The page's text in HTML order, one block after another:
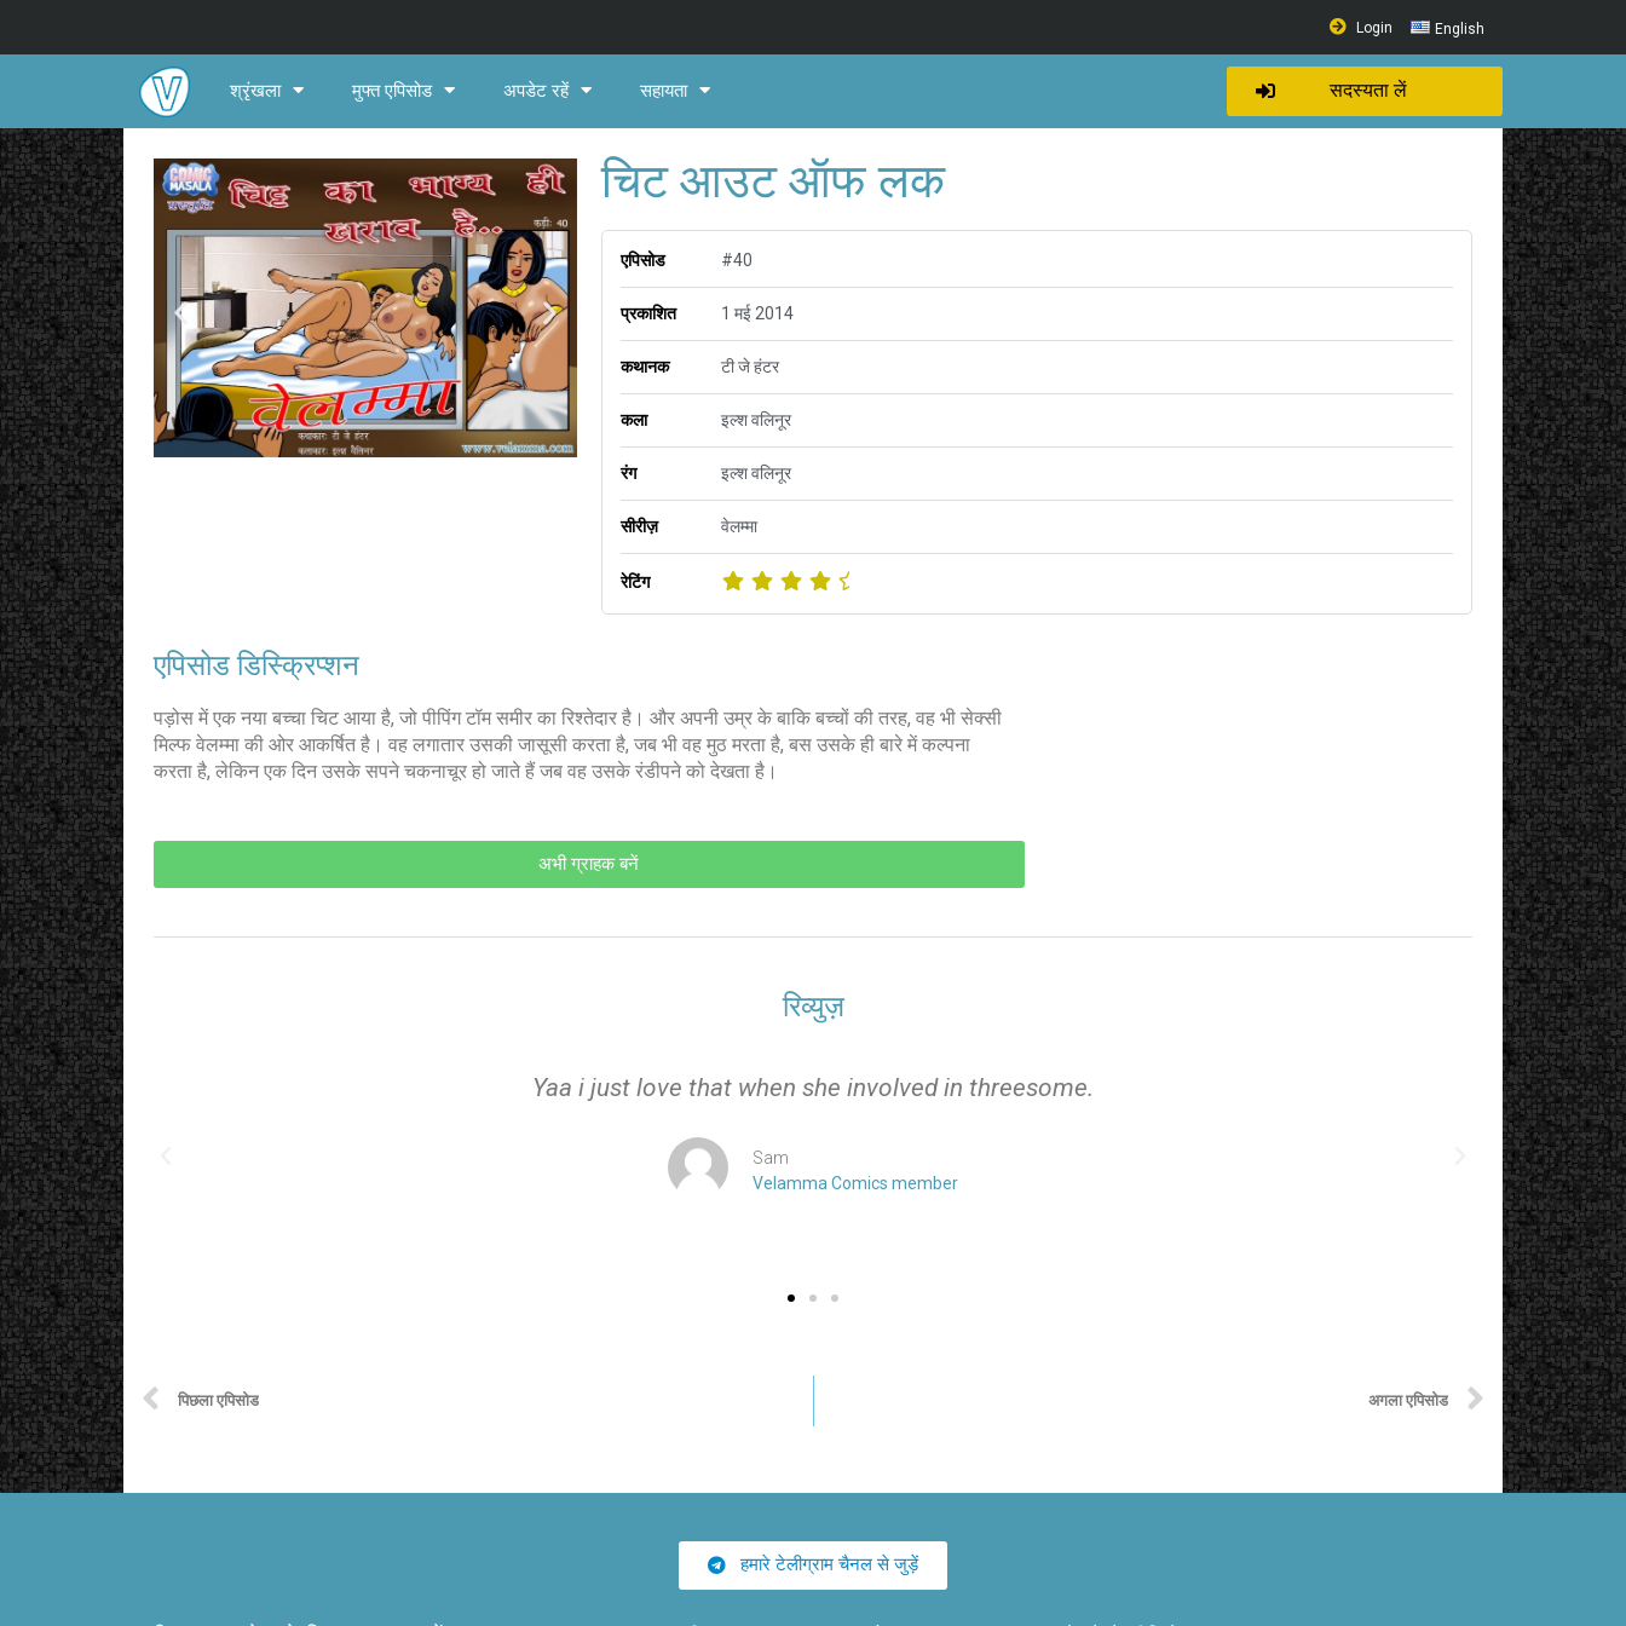
Login English
श्रृंखला मुफ्त एपिसोड अपडेट रहें सहायता सदस्यता लें
चिट आउट ऑफ लक
एपिसोड #40
प्रकाशित 1 मई 2014
कथानक टी जे हंटर
कला इल्श वलिनूर
रंग इल्श वलिनूर
सीरीज़ वेलम्मा
रेटिंग
एपिसोड डिस्क्रिप्शन
पड़ोस में एक नया बच्चा चिट आया है, जो पीपिंग टॉम समीर का रिश्तेदार है। और अपनी उम्र के बाकि बच्चों की तरह, वह भी सेक्सी
मिल्फ वेलम्मा की ओर आकर्षित है। वह लगातार उसकी जासूसी करता है, जब भी वह मुठ मरता है, बस उसके ही बारे में कल्पना
करता है, लेकिन एक दिन उसके सपने चकनाचूर हो जाते हैं जब वह उसके रंडीपने को देखता है।
अभी ग्राहक बनें
रिव्युज़
Yaa i just love that when she involved in threesome.
Sam
Velamma Comics member
The
पिछला एपिसोड अगला एपिसोड
हमारे टेलीग्राम चैनल से जुड़ें